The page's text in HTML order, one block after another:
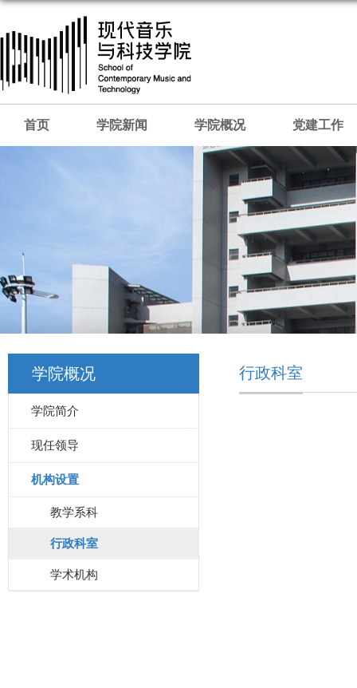
首页 学院新闻 学院概况 党建工作
学院概况
学院简介
现任领导
机构设置
教学系科
行政科室
学术机构
行政科室